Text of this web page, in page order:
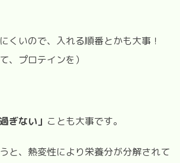
くいので、入れる順番とかも大事！
、プロテインを）
ぎない」 ことも大事です。
と、熱変性により栄養分が分解されて